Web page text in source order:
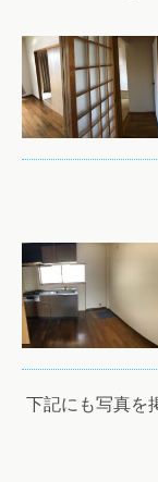
下記にも写真を